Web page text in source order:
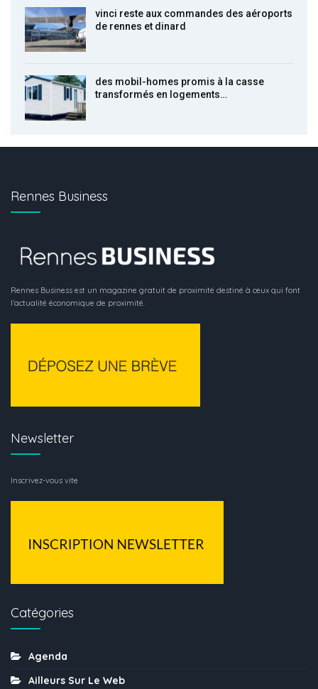
vinci reste aux commandes des aéroports
de rennes et dinard
des mobil-homes promis à la casse
transformés en logements…
Rennes Business
Rennes Business est un magazine gratuit de proximité destiné à ceux qui font
l’actualité économique de proximité.
Newsletter
Inscrivez-vous vite
Catégories
Agenda
Ailleurs Sur Le Web